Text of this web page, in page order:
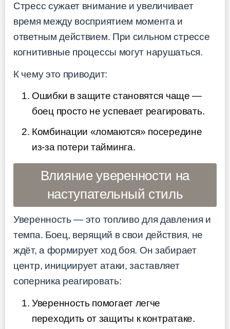
Стресс сужает внимание и увеличивает
время между восприятием момента и
ответным действием. При сильном стрессе
когнитивные процессы могут нарушаться.
К чему это приводит:
Ошибки в защите становятся чаще —
боец просто не успевает реагировать.
Комбинации «ломаются» посередине
из-за потери тайминга.
Влияние уверенности на
наступательный стиль
Уверенность — это топливо для давления и
темпа. Боец, верящий в свои действия, не
ждёт, а формирует ход боя. Он забирает
центр, инициирует атаки, заставляет
соперника реагировать:
Уверенность помогает легче
переходить от защиты к контратаке.